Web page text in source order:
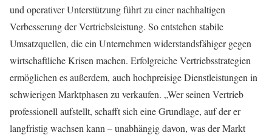
und operativer Unterstützung führt zu einer nachhaltigen
Verbesserung der Vertriebsleistung. So entstehen stabile
Umsatzquellen, die ein Unternehmen widerstandsfähiger gegen
wirtschaftliche Krisen machen. Erfolgreiche Vertriebsstrategien
ermöglichen es außerdem, auch hochpreisige Dienstleistungen in
schwierigen Marktphasen zu verkaufen. „Wer seinen Vertrieb
professionell aufstellt, schafft sich eine Grundlage, auf der er
langfristig wachsen kann – unabhängig davon, was der Markt